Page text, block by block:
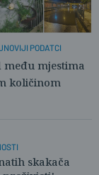
PODATCI
među mjestima
količinom
skakača